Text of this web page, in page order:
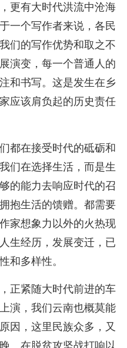
更有大时代洪流中沧海
一个写作者来说，各民
们的写作优势和取之不
演变，每一个普通人的
和书写。这是发生在乡
应该肩负起的历史责任
都在接受时代的砥砺和
们在选择生活，而是生
的能力去响应时代的召
抱生活的馈赠。都需要
家想象力以外的火热现
生经历，发展变迁，已
和多样性。
正紧随大时代前进的车
演，我们云南也概莫能
因，这里民族众多，又